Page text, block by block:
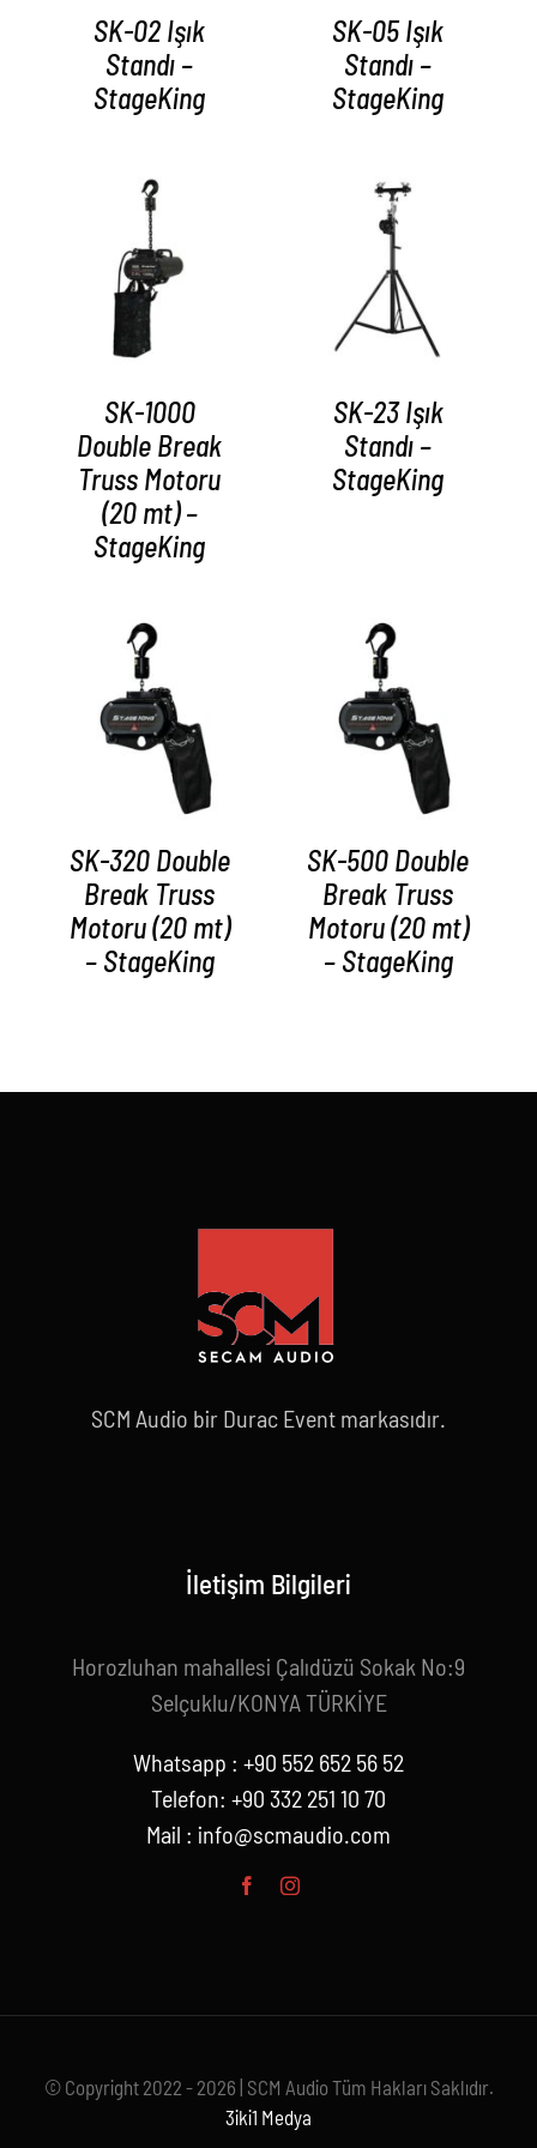
SK-02 Işık
Standı –
StageKing
SK-05 Işık
Standı –
StageKing
AYRINTILAR
SK-1000
Double Break
Truss Motoru
(20 mt) –
StageKing
AYRINTILAR
SK-23 Işık
Standı –
StageKing
AYRINTILAR
SK-320 Double
Break Truss
Motoru (20 mt)
– StageKing
AYRINTILAR
SK-500 Double
Break Truss
Motoru (20 mt)
– StageKing
SCM Audio bir Durac Event markasıdır.
İletişim Bilgileri
Horozluhan mahallesi Çalıdüzü Sokak No:9
Selçuklu/KONYA TÜRKİYE
Whatsapp : +90 552 652 56 52
Telefon: +90 332 251 10 70
Mail : info@scmaudio.com
© Copyright 2022 - 2026 | SCM Audio Tüm Hakları Saklıdır.
3iki1 Medya